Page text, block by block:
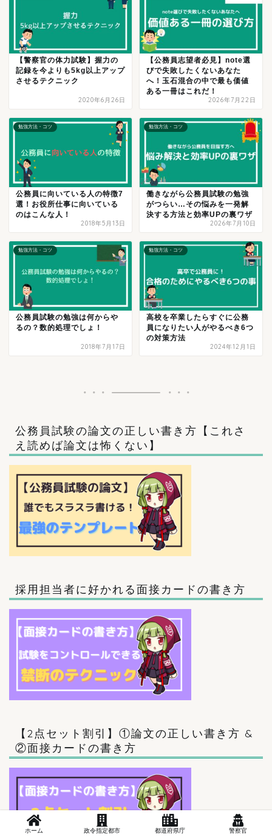
【警察官の体力試験】握力の
記録を今よりも5kg以上アップ
させるテクニック
2020年6月26日
【公務員志望者必見】note選
びで失敗したくないあなた
へ！玉石混合の中で最も価値
ある一冊はこれだ！
2026年7月22日
勉強方法・コツ
公務員に向いている人の特徴7
選！お役所仕事に向いている
のはこんな人！
2018年5月13日
勉強方法・コツ
働きながら公務員試験の勉強
がつらい…その悩みを一発解
決する方法と効率UPの裏ワザ
2026年7月10日
勉強方法・コツ
公務員試験の勉強は何からや
るの？数的処理でしょ！
2018年7月17日
勉強方法・コツ
高校を卒業したらすぐに公務
員になりたい人がやるべき6つ
の対策方法
2024年12月1日
公務員試験の論文の正しい書き方【これさ
え読めば論文は怖くない】
採用担当者に好かれる面接カードの書き方
【2点セット割引】①論文の正しい書き方 &
②面接カードの書き方
ホーム 政令指定都市 都道府県庁 警察官